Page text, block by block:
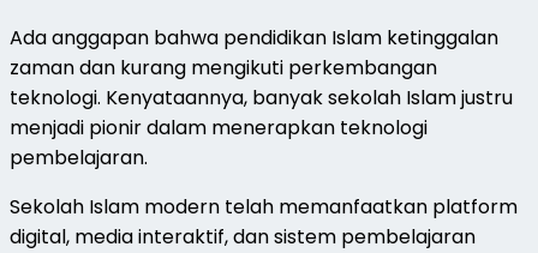
Ada anggapan bahwa pendidikan Islam ketinggalan
zaman dan kurang mengikuti perkembangan
teknologi. Kenyataannya, banyak sekolah Islam justru
menjadi pionir dalam menerapkan teknologi
pembelajaran.
Sekolah Islam modern telah memanfaatkan platform
digital, media interaktif, dan sistem pembelajaran